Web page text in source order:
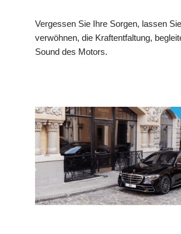
Vergessen Sie Ihre Sorgen, lassen
verwöhnen, die Kraftentfaltung,
Sound des Motors.